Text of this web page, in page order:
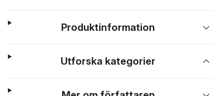
Produktinformation
Utforska kategorier